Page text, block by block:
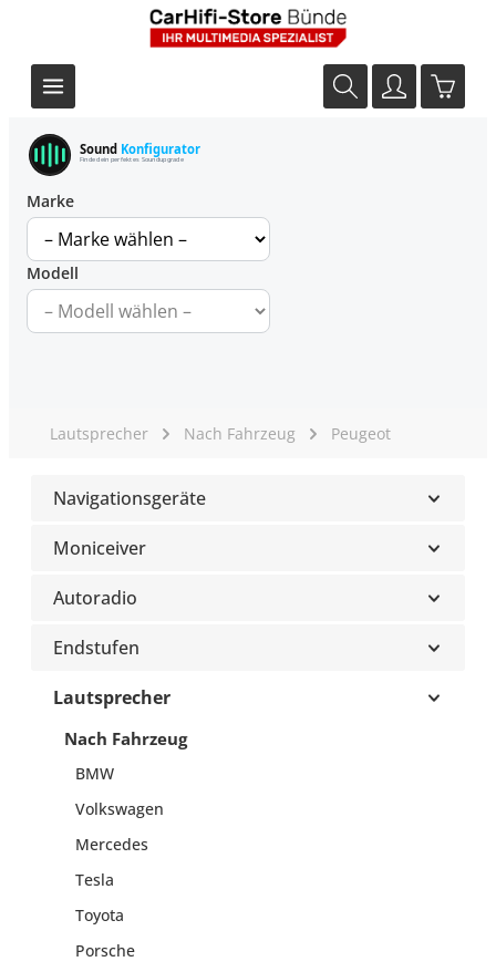
Sound Konfigurator
Finde dein perfektes Soundupgrade
Marke
Modell
Lautsprecher Nach Fahrzeug Peugeot
Navigationsgeräte
Moniceiver
Autoradio
Endstufen
Lautsprecher
Nach Fahrzeug
BMW
Volkswagen
Mercedes
Tesla
Toyota
Porsche